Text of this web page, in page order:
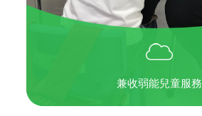
兼收弱能兒童服務